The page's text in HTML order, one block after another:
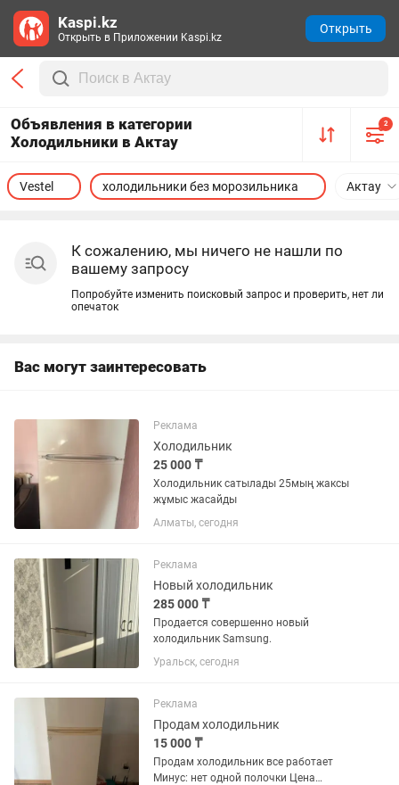
Объявления в категории
Холодильники в Актау
2
Актау
Vestel холодильники без морозильника
К сожалению, мы ничего не нашли по
вашему запросу
Попробуйте изменить поисковый запрос и проверить, нет ли
опечаток
Вас могут заинтересовать
Реклама
Холодильник
25 000 ₸
Холодильник сатылады 25мың жаксы
жұмыс жасайды
Алматы, сегодня
Реклама
Новый холодильник
285 000 ₸
Продается совершенно новый
холодильник Samsung.
Уральск, сегодня
Реклама
Продам холодильник
15 000 ₸
Продам холодильник все работает
Минус: нет одной полочки Цена
Kaspi.kz
Открыть в Приложении Kaspi.kz
Открыть